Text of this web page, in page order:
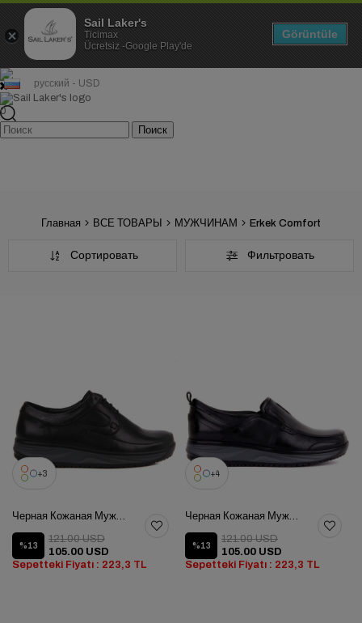
русский - USD
0
Главная ВСЕ ТОВАРЫ МУЖЧИНАМ Erkek Comfort
Фильтровать
Сортировать
3
Черная Кожаная Мужская Обувь
%13
105.00 USD
121.00 USD
Sepetteki Fiyatı : 223,3 TL
4
Черная Кожаная Мужская Обувь
%13
105.00 USD
121.00 USD
Sepetteki Fiyatı : 223,3 TL
Sail Laker's
Ticimax
Ücretsiz -Google Play'de
Görüntüle